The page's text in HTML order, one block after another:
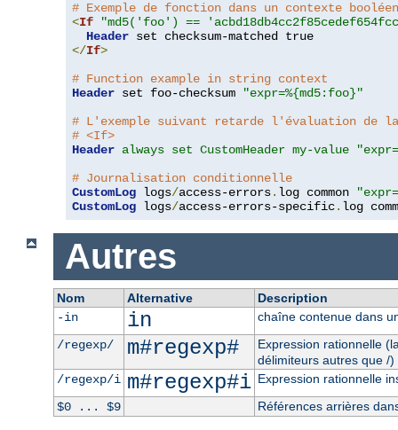
# Exemple de fonction dans un contexte booléen
<If
"md5('foo') ==
Header
</If>
# Function example in string context
Header set foo-checksum
"expr=%{md5:foo}"
# L'exemple suivant retarde l'évaluation de
# <If>
Header always set CustomHeader my-value
# Journalisation conditionnelle
CustomLog logs/access-errors. log common
CustomLog logs/access-errors-specific. log
Autres
Nom Alternative
Description
-in
in
chaîne contenue dans
/regexp/
m#regexp#
Expression rationnelle
délimiteurs autres que /)
/regexp/i m#regexp#i Expression rationnelle
$0 ... $9
Références arrières